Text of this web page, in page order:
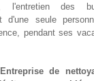
l'entretien des
d'une seule
pendant ses
Entreprise de